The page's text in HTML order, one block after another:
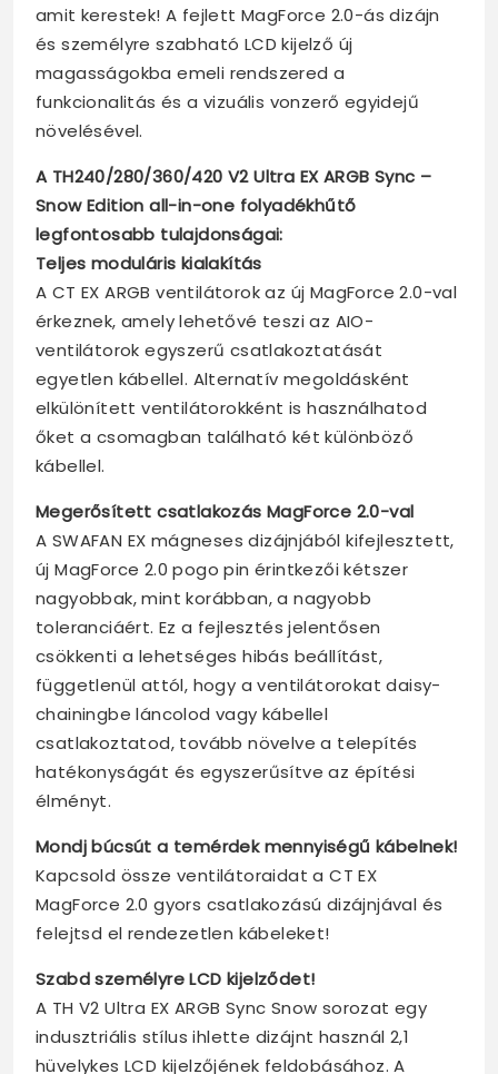
amit kerestek! A fejlett MagForce 2.0-ás dizájn
és személyre szabható LCD kijelző új
magasságokba emeli rendszered a
funkcionalitás és a vizuális vonzerő egyidejű
növelésével.
A TH240/280/360/420 V2 Ultra EX ARGB Sync –
Snow Edition all-in-one folyadékhűtő
legfontosabb tulajdonságai:
Teljes moduláris kialakítás
A CT EX ARGB ventilátorok az új MagForce 2.0-val
érkeznek, amely lehetővé teszi az AIO-
ventilátorok egyszerű csatlakoztatását
egyetlen kábellel. Alternatív megoldásként
elkülönített ventilátorokként is használhatod
őket a csomagban található két különböző
kábellel.
Megerősített csatlakozás MagForce 2.0-val
A SWAFAN EX mágneses dizájnjából kifejlesztett,
új MagForce 2.0 pogo pin érintkezői kétszer
nagyobbak, mint korábban, a nagyobb
toleranciáért. Ez a fejlesztés jelentősen
csökkenti a lehetséges hibás beállítást,
függetlenül attól, hogy a ventilátorokat daisy-
chainingbe láncolod vagy kábellel
csatlakoztatod, tovább növelve a telepítés
hatékonyságát és egyszerűsítve az építési
élményt.
Mondj búcsút a temérdek mennyiségű kábelnek!
Kapcsold össze ventilátoraidat a CT EX
MagForce 2.0 gyors csatlakozású dizájnjával és
felejtsd el rendezetlen kábeleket!
Szabd személyre LCD kijelződet!
A TH V2 Ultra EX ARGB Sync Snow sorozat egy
indusztriális stílus ihlette dizájnt használ 2,1
hüvelykes LCD kijelzőjének feldobásához. A